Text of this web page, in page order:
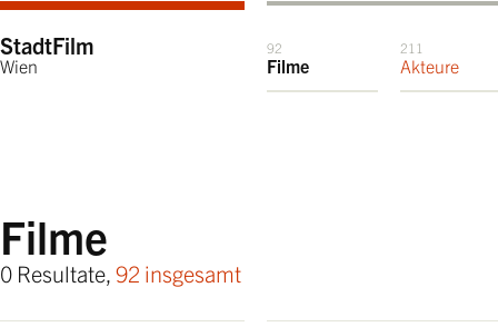
StadtFilm
Wien
92
Filme
211
Akteure
Filme
0 Resultate, 92 insgesamt